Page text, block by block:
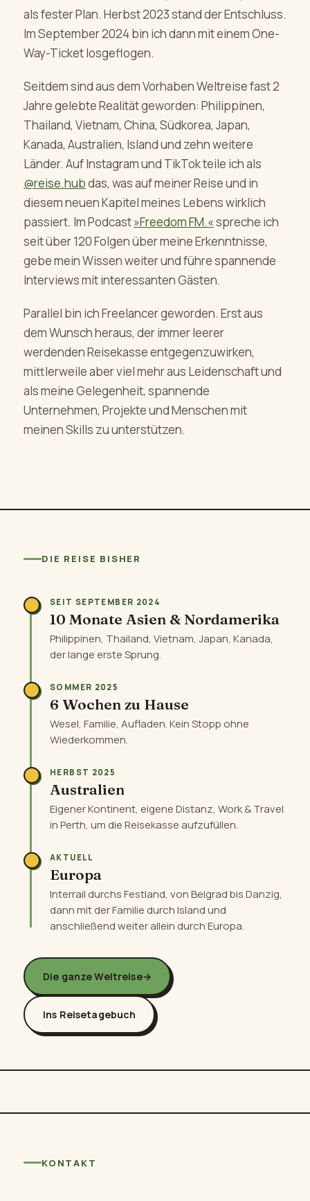
als fester Plan. Herbst 2023 stand der Entschluss.
Im September 2024 bin ich dann mit einem One-
Way-Ticket losgeflogen.
Seitdem sind aus dem Vorhaben Weltreise fast 2
Jahre gelebte Realität geworden: Philippinen,
Thailand, Vietnam, China, Südkorea, Japan,
Kanada, Australien, Island und zehn weitere
Länder. Auf Instagram und TikTok teile ich als
@reise.hubdas, was auf meiner Reise und in
diesem neuen Kapitel meines Lebens wirklich
passiert. Im Podcast»Freedom FM.«spreche ich
seit über 120 Folgen über meine Erkenntnisse,
gebe mein Wissen weiter und führe spannende
Interviews mit interessanten Gästen.
Parallel bin ich Freelancer geworden. Erst aus
dem Wunsch heraus, der immer leerer
werdenden Reisekasse entgegenzuwirken,
mittlerweile aber viel mehr aus Leidenschaft und
als meine Gelegenheit, spannende
Unternehmen, Projekte und Menschen mit
meinen Skills zu unterstützen.
DIE REISE BISHER
SEIT SEPTEMBER 2024
10 Monate Asien & Nordamerika
Philippinen, Thailand, Vietnam, Japan, Kanada,
der lange erste Sprung.
SOMMER 2025
6 Wochen zu Hause
Wesel, Familie, Aufladen. Kein Stopp ohne
Wiederkommen.
HERBST 2025
Australien
Eigener Kontinent, eigene Distanz, Work & Travel
in Perth, um die Reisekasse aufzufüllen.
AKTUELL
Europa
Interrail durchs Festland, von Belgrad bis Danzig,
dann mit der Familie durch Island und
anschließend weiter allein durch Europa.
Die ganze Weltreise→
Ins Reisetagebuch
KONTAKT